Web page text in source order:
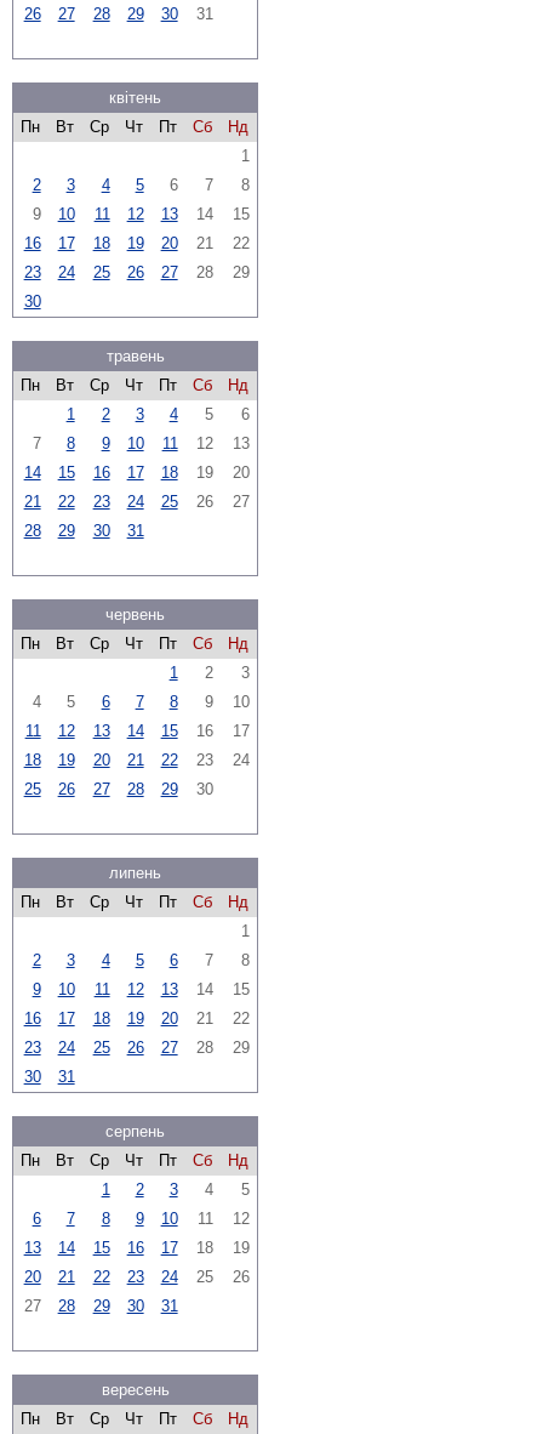
26
27 28 29 30 31
квітень
Пн
Вт Ср Чт Пт Сб
Нд
1
2
3 4 5 6 7
8
9
10 11 12 13 14
15
16
17 18 19 20 21
22
23
24 25 26 27 28
29
30
травень
Пн
Вт Ср Чт Пт Сб
Нд
1
2 3 4 5
6
7
8 9 10 11 12
13
14
15 16 17 18 19
20
21
22 23 24 25 26
27
28
29 30 31
червень
Пн
Вт Ср Чт Пт Сб
Нд
1
2
3
4
5 6 7 8 9
10
11
12 13 14 15 16
17
18
19 20 21 22 23
24
25
26 27 28 29 30
липень
Пн
Вт Ср Чт Пт Сб
Нд
1
2
3 4 5 6 7
8
9
10 11 12 13 14
15
16
17 18 19 20 21
22
23
24 25 26 27 28
29
30
31
серпень
Пн
Вт Ср Чт Пт Сб
Нд
1
2 3 4
5
6
7 8 9 10 11
12
13
14 15 16 17 18
19
20
21 22 23 24 25
26
27
28 29 30 31
вересень
Пн
Вт Ср Чт Пт Сб Нд